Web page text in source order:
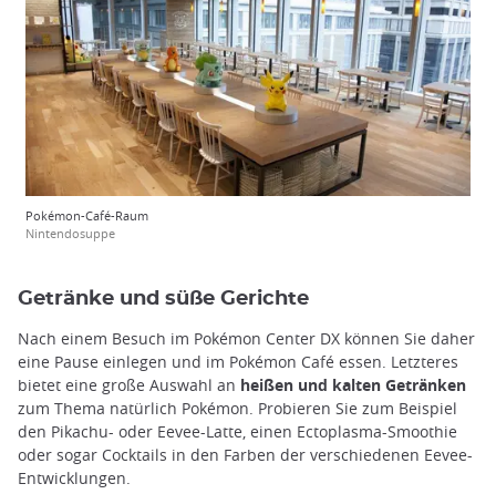
Pokémon-Café-Raum
Nintendosuppe
Getränke und süße Gerichte
Nach einem Besuch im Pokémon Center DX können Sie daher
eine Pause einlegen und im Pokémon Café essen. Letzteres
bietet eine große Auswahl an heißen und kalten Getränken
zum Thema natürlich Pokémon. Probieren Sie zum Beispiel
den Pikachu- oder Eevee-Latte, einen Ectoplasma-Smoothie
oder sogar Cocktails in den Farben der verschiedenen Eevee-
Entwicklungen.